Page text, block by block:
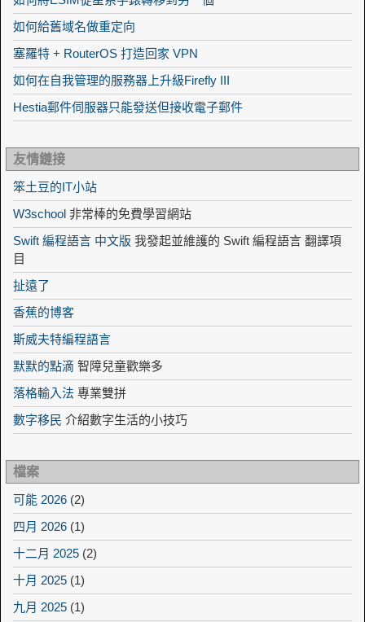
如何給舊域名做重定向
塞羅特 + RouterOS 打造回家 VPN
如何在自我管理的服務器上升級Firefly III
Hestia郵件伺服器只能發送但接收電子郵件
友情鏈接
笨土豆的IT小站
W3school 非常棒的免費學習網站
Swift 編程語言 中文版 我發起並維護的 Swift 編程語言 翻譯項
目
扯遠了
香蕉的博客
斯威夫特編程語言
默默的點滴 智障兒童歡樂多
落格輸入法 專業雙拼
數字移民 介紹數字生活的小技巧
檔案
可能 2026 (2)
四月 2026 (1)
十二月 2025 (2)
十月 2025 (1)
九月 2025 (1)